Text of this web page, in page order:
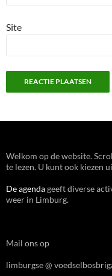
Site
Welkom op de website.
te lezen. U kunt ook kiezen
De agendageeft diverse
weer in Limburg.
Mail ons op
limburgse @